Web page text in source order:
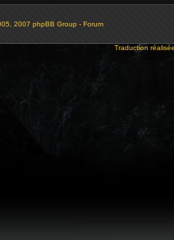
2007 phpBB Group - Forum
Traduction